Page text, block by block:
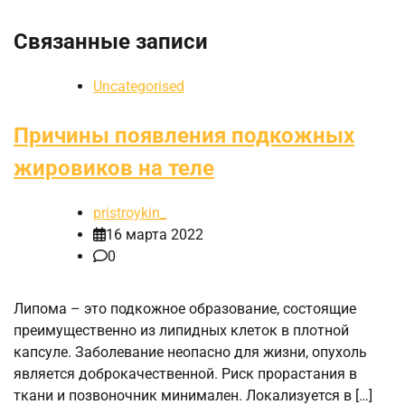
Связанные записи
Uncategorised
Причины появления подкожных
жировиков на теле
pristroykin_
16 марта 2022
0
Липома – это подкожное образование, состоящие
преимущественно из липидных клеток в плотной
капсуле. Заболевание неопасно для жизни, опухоль
является доброкачественной. Риск прорастания в
ткани и позвоночник минимален. Локализуется в […]